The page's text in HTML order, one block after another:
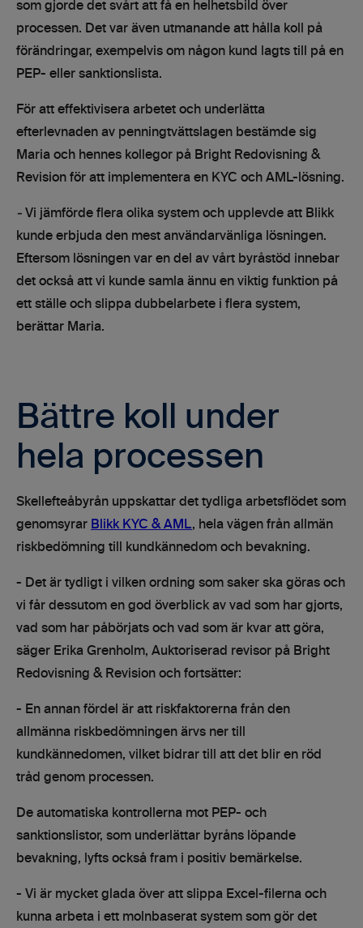
som gjorde det svårt att få en helhetsbild över
processen. Det var även utmanande att hålla koll på
förändringar, exempelvis om någon kund lagts till på en
PEP- eller sanktionslista.
För att effektivisera arbetet och underlätta
efterlevnaden av penningtvättslagen bestämde sig
Maria och hennes kollegor på Bright Redovisning &
Revision för att implementera en KYC och AML-lösning.
- Vi jämförde flera olika system och upplevde att Blikk
kunde erbjuda den mest användarvänliga lösningen.
Eftersom lösningen var en del av vårt byråstöd innebar
det också att vi kunde samla ännu en viktig funktion på
ett ställe och slippa dubbelarbete i flera system,
berättar Maria.
Bättre koll under
hela processen
Skellefteåbyrån uppskattar det tydliga arbetsflödet som
genomsyrar Blikk KYC & AML, hela vägen från allmän
riskbedömning till kundkännedom och bevakning.
- Det är tydligt i vilken ordning som saker ska göras och
vi får dessutom en god överblick av vad som har gjorts,
vad som har påbörjats och vad som är kvar att göra,
säger Erika Grenholm, Auktoriserad revisor på Bright
Redovisning & Revision och fortsätter:
- En annan fördel är att riskfaktorerna från den
allmänna riskbedömningen ärvs ner till
kundkännedomen, vilket bidrar till att det blir en röd
tråd genom processen.
De automatiska kontrollerna mot PEP- och
sanktionslistor, som underlättar byråns löpande
bevakning, lyfts också fram i positiv bemärkelse.
- Vi är mycket glada över att slippa Excel-filerna och
kunna arbeta i ett molnbaserat system som gör det